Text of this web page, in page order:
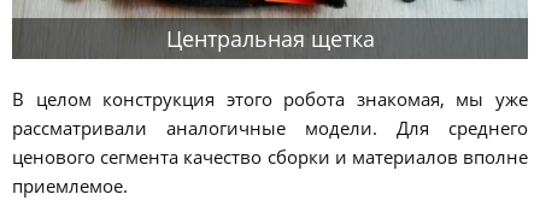
Центральная щетка
В целом конструкция этого робота знакомая, мы уже
рассматривали аналогичные модели. Для среднего
ценового сегмента качество сборки и материалов вполне
приемлемое.